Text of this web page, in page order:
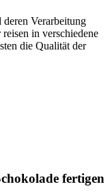
Verarbeitung
in verschiedene
die Qualität der
fertigen